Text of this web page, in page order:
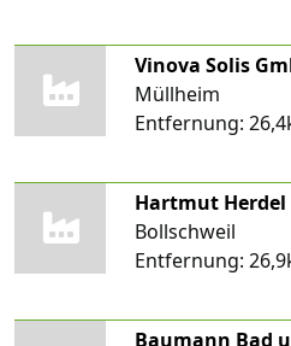
Vinova Solis
Müllheim
Entfernung:
Hartmut Herdel
Bollschweil
Entfernung:
Baumann Bad